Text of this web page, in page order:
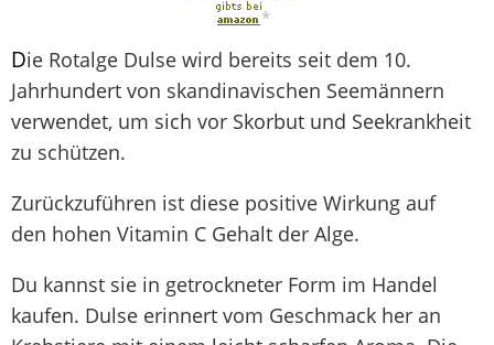
*
Die Rotalge Dulse wird bereits seit dem 10.
Jahrhundert von skandinavischen Seemännern
verwendet, um sich vor Skorbut und Seekrankheit
zu schützen.
Zurückzuführen ist diese positive Wirkung auf
den hohen Vitamin C Gehalt der Alge.
Du kannst sie in getrockneter Form im Handel
kaufen. Dulse erinnert vom Geschmack her an